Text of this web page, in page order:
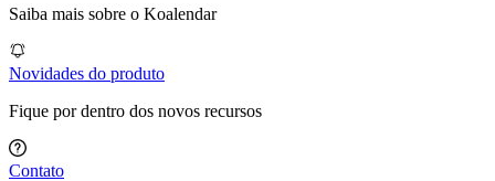
Saiba mais sobre o Koalendar
Novidades do produto
Fique por dentro dos novos recursos
Contato